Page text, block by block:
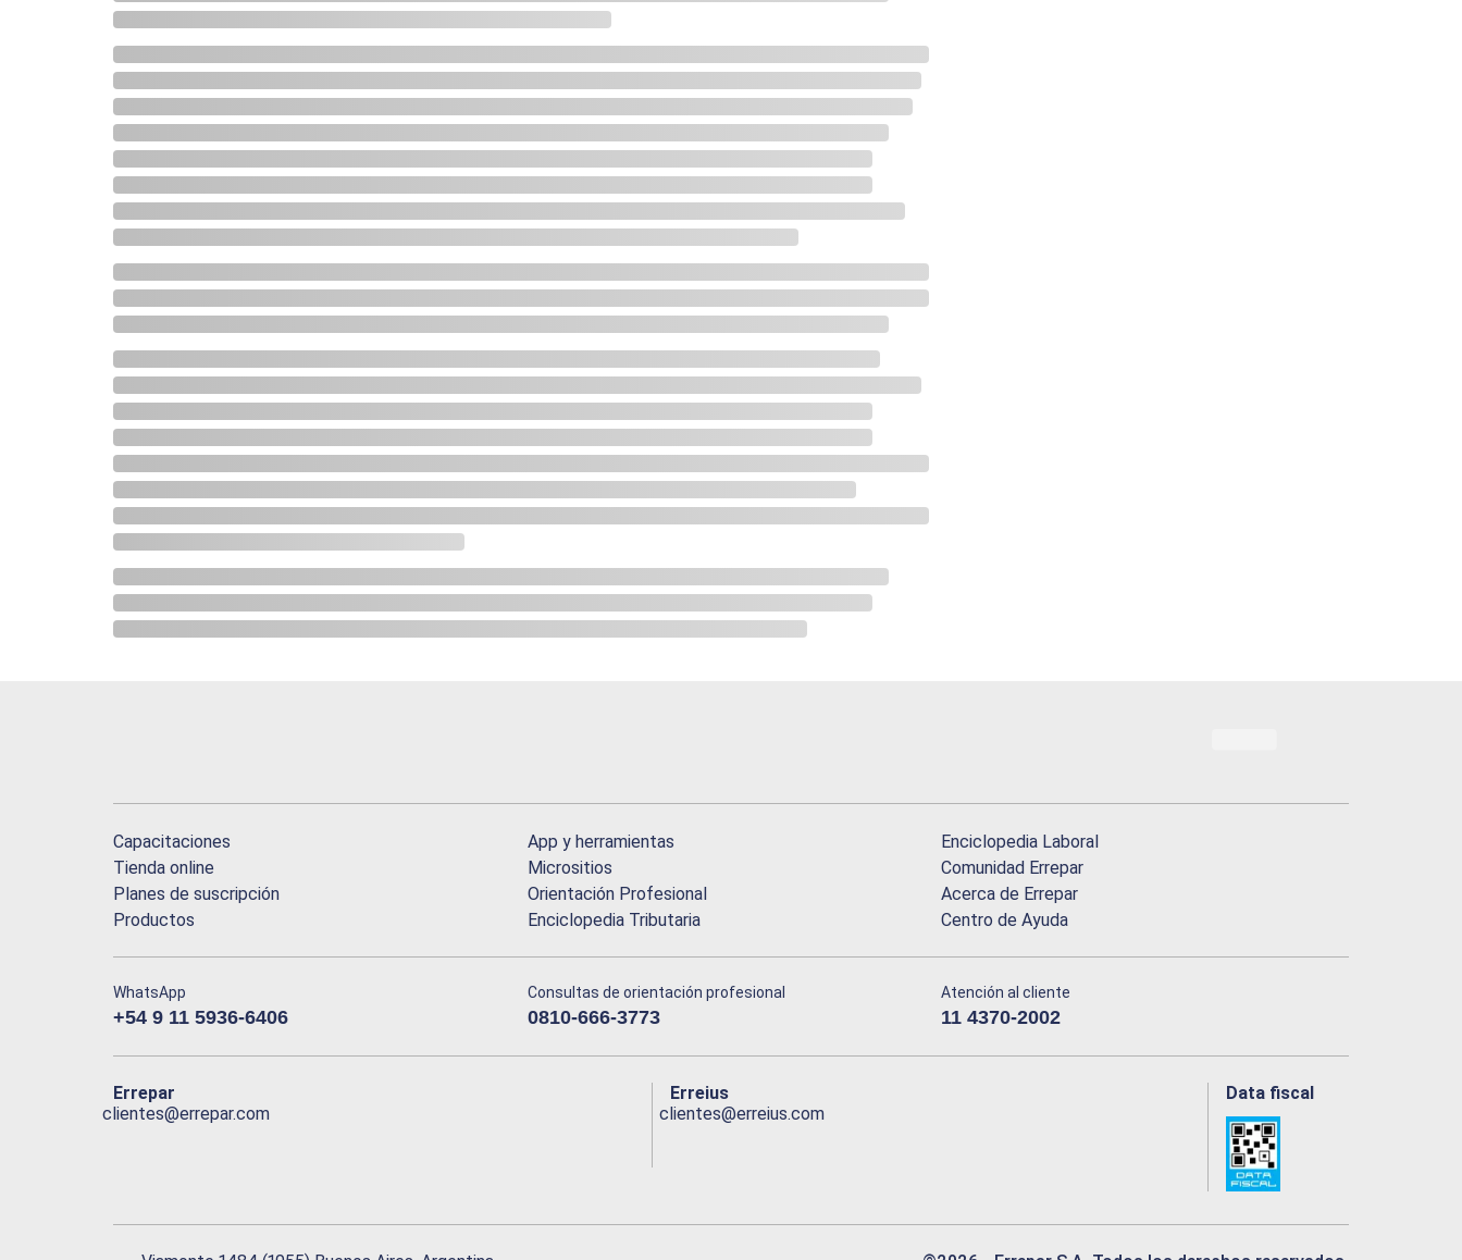
Capacitaciones
Tienda online
Planes de suscripción
Productos
App y herramientas
Micrositios
Orientación Profesional
Enciclopedia Tributaria
Enciclopedia Laboral
Comunidad Errepar
Acerca de Errepar
Centro de Ayuda
WhatsApp
+54 9 11 5936-6406
Consultas de orientación profesional
0810-666-3773
Atención al cliente
11 4370-2002
Errepar
clientes@errepar.com
Erreius
clientes@erreius.com
Data fiscal